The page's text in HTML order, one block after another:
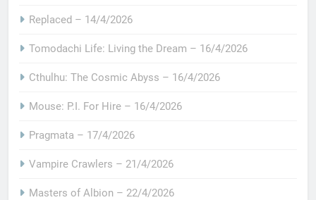
Replaced – 14/4/2026
Tomodachi Life: Living the Dream – 16/4/2026
Cthulhu: The Cosmic Abyss – 16/4/2026
Mouse: P.I. For Hire – 16/4/2026
Pragmata – 17/4/2026
Vampire Crawlers – 21/4/2026
Masters of Albion – 22/4/2026